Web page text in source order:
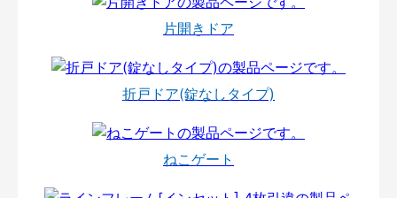
片開きドア
折戸ドア(錠なしタイプ)
ねこゲート